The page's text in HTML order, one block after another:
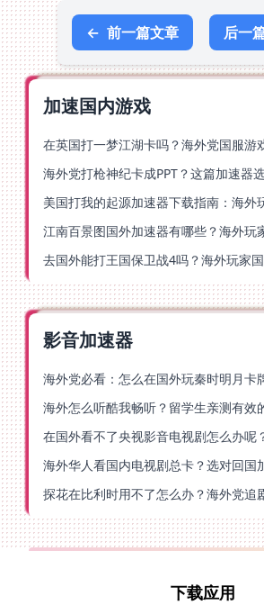
← 前一篇文章 后一
加速国内游戏
影音加速器
下载应用